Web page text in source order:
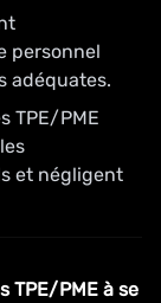
personnel
adéquates.
TPE/PME
et négligent
TPE/PME à se